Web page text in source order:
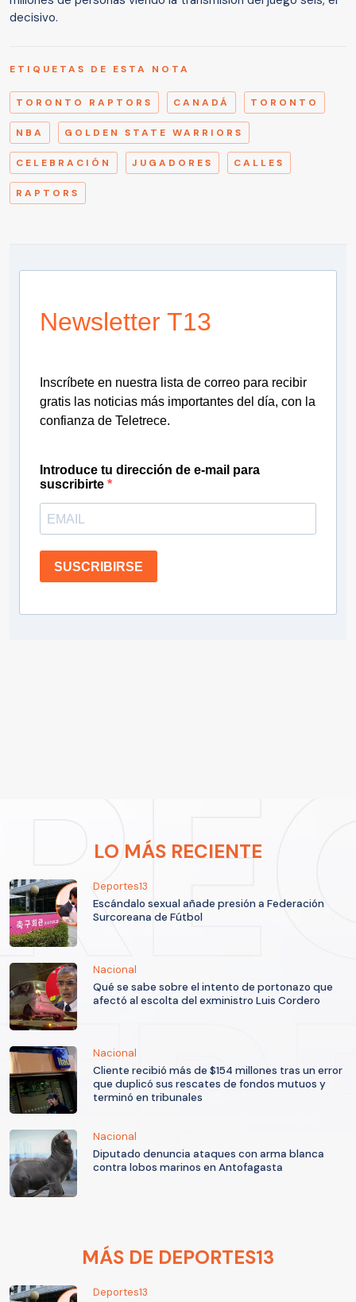
decisivo.
ETIQUETAS DE ESTA NOTA
TORONTO RAPTORS CANADÁ TORONTO
NBA GOLDEN STATE WARRIORS
CELEBRACIÓN JUGADORES CALLES
RAPTORS
Newsletter T13
Inscríbete en nuestra lista de correo para recibir
gratis las noticias más importantes del día, con la
confianza de Teletrece.
Introduce tu dirección de e-mail para
suscribirte
SUSCRIBIRSE
LO MÁS RECIENTE
Deportes13
Escándalo sexual añade presión a Federación
Surcoreana de Fútbol
Nacional
Qué se sabe sobre el intento de portonazo que
afectó al escolta del exministro Luis Cordero
Nacional
Cliente recibió más de $154 millones tras un error
que duplicó sus rescates de fondos mutuos y
terminó en tribunales
Nacional
Diputado denuncia ataques con arma blanca
contra lobos marinos en Antofagasta
MÁS DE DEPORTES13
Deportes13